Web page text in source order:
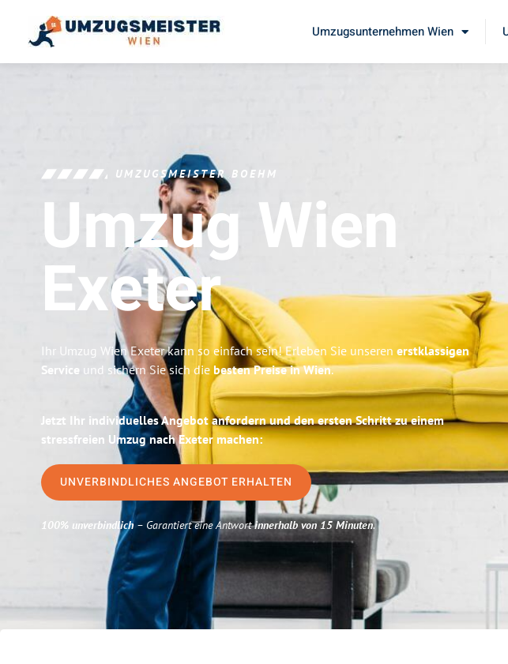
Umzugsunternehmen Wien
UMZUGSMEISTER BOEHM
Umzug Wien
Exeter
Ihr Umzug Wien Exeter kann so einfach sein! Erleben Sie unseren erstklassigen
Service und sichern Sie sich die besten Preise in Wien.
Jetzt Ihr individuelles Angebot anfordern und den ersten Schritt zu einem
stressfreien Umzug nach Exeter machen:
UNVERBINDLICHES ANGEBOT ERHALTEN
100% unverbindlich– Garantiert eine Antwortinnerhalb von 15 Minuten.